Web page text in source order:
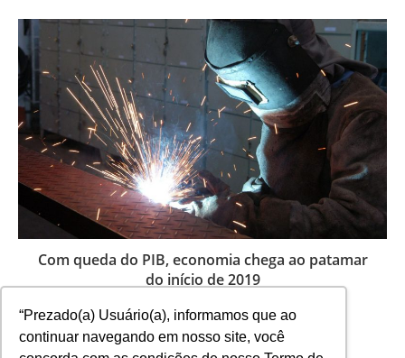
“Prezado(a) Usuário(a), informamos que ao
continuar navegando em nosso site, você
Com queda do PIB, economia chega ao patamar
do início de 2019